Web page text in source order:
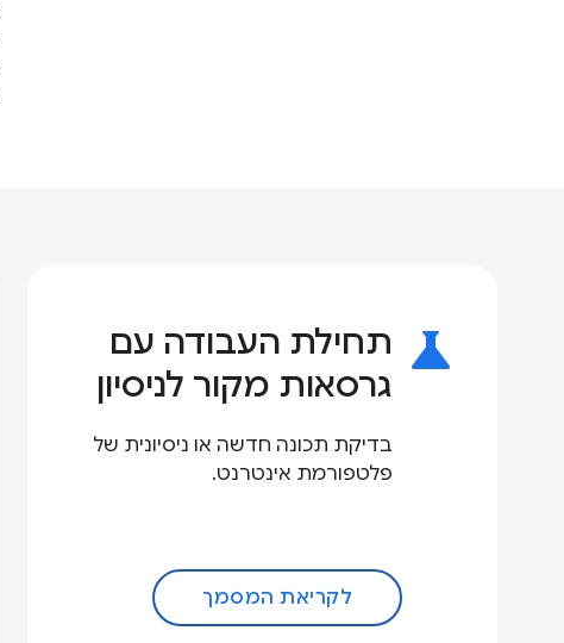
science תחילת העבודה עם
גרסאות מקור לניסיון
בדיקת תכונה חדשה או ניסיונית של
פלטפורמת אינטרנט.
לקריאת המסמך